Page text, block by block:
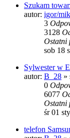
Szukam
autor: igor/mik
3
3128
Ostatni
sob 18
Sylwester w
autor: B_28 »
0
6077
Ostatni
śr 01
telefon